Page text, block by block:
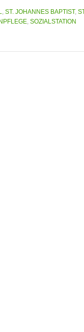
, ST. JOHANNES BAPTIST,
, SOZIALSTATION